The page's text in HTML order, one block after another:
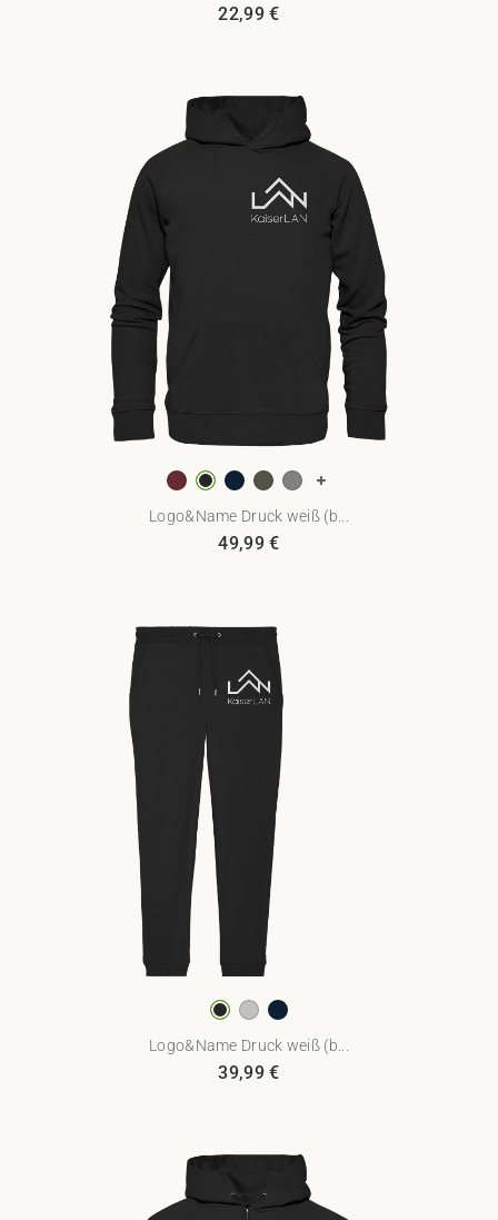
22,99€
Logo&Name Druck weiß (b...
49,99€
Logo&Name Druck weiß (b...
39,99€